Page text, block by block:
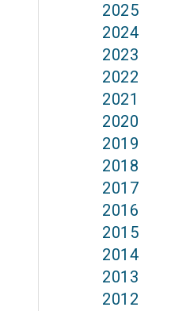
2025
2024
2023
2022
2021
2020
2019
2018
2017
2016
2015
2014
2013
2012